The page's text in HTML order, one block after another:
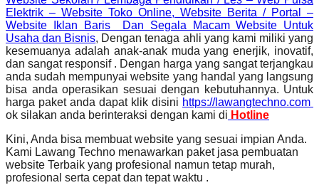
Elektrik – Website Toko Online, Website Berita / Portal –
Website Iklan Baris Dan Segala Macam Website Untuk
Usaha dan Bisnis, Dengan tenaga ahli yang kami miliki yang
kesemuanya adalah anak-anak muda yang enerjik, inovatif,
dan sangat responsif . Dengan harga yang sangat terjangkau
anda sudah mempunyai website yang handal yang langsung
bisa anda operasikan sesuai dengan kebutuhannya. Untuk
harga paket anda dapat klik disini https://lawangtechno.com
ok silakan anda berinteraksi dengan kami di Hotline
Kini, Anda bisa membuat website yang sesuai impian Anda.
Kami Lawang Techno menawarkan paket jasa pembuatan
website Terbaik yang profesional namun tetap murah,
profesional serta cepat dan tepat waktu .